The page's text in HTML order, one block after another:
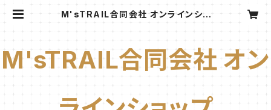
M'sTRAIL合同会社 オンラインショ
M'sTRAIL合同会社 オン